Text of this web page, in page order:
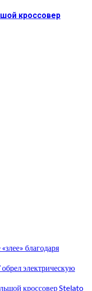
кроссовер
благодаря
электрическую
кроссовер Stelato